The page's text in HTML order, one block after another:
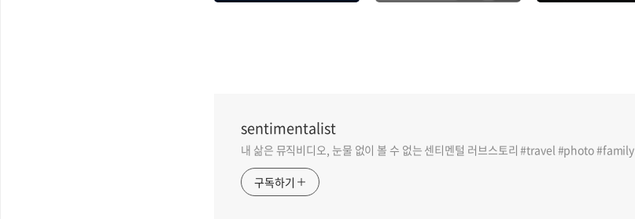
sentimentalist
내 삶은 뮤직비디오, 눈물 없이 볼 수 없는 센티멘털 러브스토리 #travel #photo #family
구독하기